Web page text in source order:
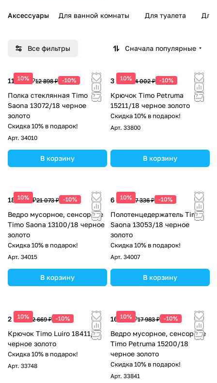
Аксессуары Для ванной комнаты Для туалета Для
Все фильтры Сначала популярные
10%
11 608 ₽12 898 ₽ -10%
Полка стеклянная Timo
Saona 13072/18 черное
золото
Скидка 10% в подарок!
Арт. 34010
В корзину
10%
3 602 ₽ 4 002 ₽ -10%
Крючок Timo Petruma
15211/18 черное золото
Скидка 10% в подарок!
Арт. 33800
В корзину
10%
18 966 ₽21 073 ₽ -10%
Ведро мусорное, сенсорное
Timo Saona 13100/18 черное
золото
Скидка 10% в подарок!
Арт. 34015
В корзину
10%
6 602 ₽ 7 336 ₽ -10%
Полотенцедержатель Timo
Saona 13053/18 черное
золото
Скидка 10% в подарок!
Арт. 34007
В корзину
10%
2 402 ₽ 2 669 ₽ -10%
Крючок Timo Luiro 18411/18
черное золото
Скидка 10% в подарок!
Арт. 33748
10%
16 185 ₽17 983 ₽ -10%
Ведро мусорное, сенсорное
Timo Petruma 15200/18
черное золото
Скидка 10% в подарок!
Арт. 33841